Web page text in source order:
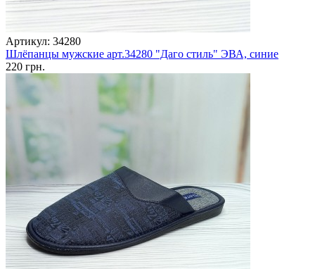
Артикул: 34280
Шлёпанцы мужские арт.34280 "Даго стиль" ЭВА, синие
220 грн.